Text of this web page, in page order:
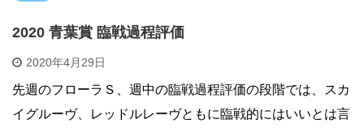
2020 青葉賞 臨戦過程評価
2020年4月29日
先週のフローラＳ、週中の臨戦過程評価の段階では、スカ
イグルーヴ、レッドルレーヴともに臨戦的にはいいとは言